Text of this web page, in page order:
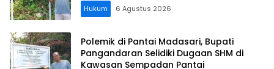
Hukum 6 Agustus 2026
Polemik di Pantai Madasari, Bupati
Pangandaran Selidiki Dugaan SHM di
Kawasan Sempadan Pantai